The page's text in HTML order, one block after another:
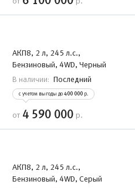
АКП8, 2 л, 245 л.с.,
Бензиновый, 4WD, Черный
В наличии: Последний
с учетом выгоды до 400 000 р.
от 4 590 000 р.
АКП8, 2 л, 245 л.с.,
Бензиновый, 4WD, Серый